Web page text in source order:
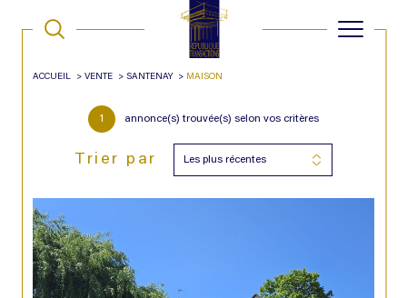
ACCUEIL VENTE SANTENAY MAISON
1 annonce(s) trouvée(s) selon vos critères
Trier par Les plus récentes